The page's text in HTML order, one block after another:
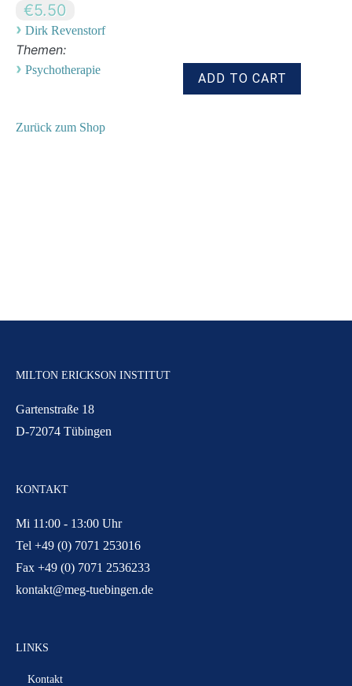
€5.50
› Dirk Revenstorf
Themen:
› Psychotherapie
Zurück zum Shop
MILTON ERICKSON INSTITUT
Gartenstraße 18
D-72074 Tübingen
KONTAKT
Mi 11:00 - 13:00 Uhr
Tel +49 (0) 7071 253016
Fax +49 (0) 7071 2536233
kontakt@meg-tuebingen.de
LINKS
Kontakt